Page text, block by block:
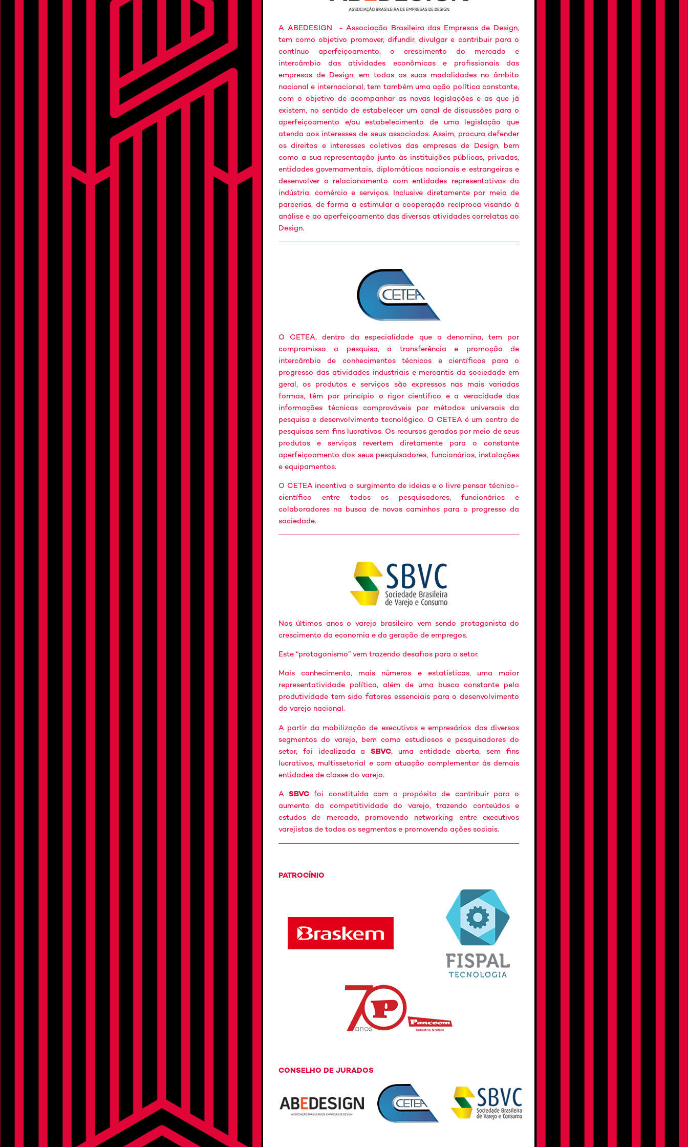
A ABEDESIGN - Associação Brasileira das Empresas de Design,
tem como objetivo promover, difundir, divulgar e contribuir para o
contínuo aperfeiçoamento, o crescimento do mercado e
intercâmbio das atividades econômicas e profissionais das
empresas de Design, em todas as suas modalidades no âmbito
nacional e internacional, tem também uma ação política constante,
com o objetivo de acompanhar as novas legislações e as que já
existem, no sentido de estabelecer um canal de discussões para o
aperfeiçoamento e/ou estabelecimento de uma legislação que
atenda aos interesses de seus associados. Assim, procura defender
os direitos e interesses coletivos das empresas de Design, bem
como a sua representação junto às instituições públicas, privadas,
entidades governamentais, diplomáticas nacionais e estrangeiras e
desenvolver o relacionamento com entidades representativas da
indústria, comércio e serviços. Inclusive diretamente por meio de
parcerias, de forma a estimular a cooperação recíproca visando à
análise e ao aperfeiçoamento das diversas atividades correlatas ao
Design.
O CETEA, dentro da especialidade que o denomina, tem por
compromisso a pesquisa, a transferência e promoção de
intercâmbio de conhecimentos técnicos e científicos para o
progresso das atividades industriais e mercantis da sociedade em
geral, os produtos e serviços são expressos nas mais variadas
formas, têm por princípio o rigor científico e a veracidade das
informações técnicas comprováveis por métodos universais da
pesquisa e desenvolvimento tecnológico. O CETEA é um centro de
pesquisas sem fins lucrativos. Os recursos gerados por meio de seus
produtos e serviços revertem diretamente para o constante
aperfeiçoamento dos seus pesquisadores, funcionários, instalações
e equipamentos.
O CETEA incentiva o surgimento de ideias e o livre pensar técnico-
científico entre todos os pesquisadores, funcionários e
colaboradores na busca de novos caminhos para o progresso da
sociedade.
Nos últimos anos o varejo brasileiro vem sendo protagonista do
crescimento da economia e da geração de empregos.
Este “protagonismo” vem trazendo desafios para o setor.
Mais conhecimento, mais números e estatísticas, uma maior
representatividade política, além de uma busca constante pela
produtividade tem sido fatores essenciais para o desenvolvimento
do varejo nacional.
A partir da mobilização de executivos e empresários dos diversos
segmentos do varejo, bem como estudiosos e pesquisadores do
setor, foi idealizada aSBVC, uma entidade aberta, sem fins
lucrativos, multissetorial e com atuação complementar às demais
entidades de classe do varejo.
ASBVC foi constituída com o propósito de contribuir para o
aumento da competitividade do varejo, trazendo conteúdos e
estudos de mercado, promovendo networking entre executivos
varejistas de todos os segmentos e promovendo ações sociais.
PATROCÍNIO
CONSELHO DE JURADOS